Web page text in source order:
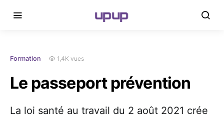
upup
Formation 1,4K vues
Le passeport prévention
La loi santé au travail du 2 août 2021 crée